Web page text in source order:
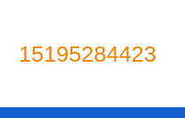
15195284423